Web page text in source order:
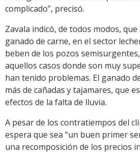
complicado”, precisó.
Zavala indicó, de todos modos,
ganado de carne, en el sector
beben de los pozos
aquellos casos donde son muy
han tenido problemas. El ganado
más de cañadas y tajamares, que
efectos de la falta de lluvia.
A pesar de los contratiempos del
espera que sea “un buen primer
una recomposición de los precios